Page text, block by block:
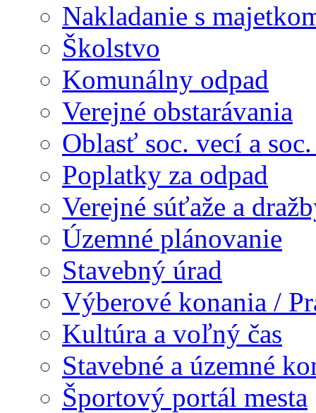
Nakladanie s
Školstvo
Komunálny odpad
Verejné obstarávania
Oblasť soc. vecí a
Poplatky za odpad
Verejné súťaže a
Územné plánovanie
Stavebný úrad
Výberové konania /
Kultúra a voľný čas
Stavebné a územné
Športový portál mesta